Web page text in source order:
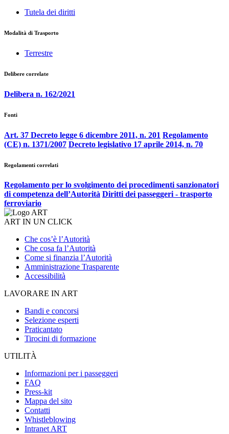
Tutela dei diritti
Modalità di Trasporto
Terrestre
Delibere correlate
Delibera n. 162/2021
Fonti
Art. 37 Decreto legge 6 dicembre 2011, n. 201 Regolamento
(CE) n. 1371/2007 Decreto legislativo 17 aprile 2014, n. 70
Regolamenti correlati
Regolamento per lo svolgimento dei procedimenti sanzionatori
di competenza dell’Autorità Diritti dei passeggeri - trasporto
ferroviario
ART IN UN CLICK
Che cos’è l’Autorità
Che cosa fa l’Autorità
Come si finanzia l’Autorità
Amministrazione Trasparente
Accessibilità
LAVORARE IN ART
Bandi e concorsi
Selezione esperti
Praticantato
Tirocini di formazione
UTILITÀ
Informazioni per i passeggeri
FAQ
Press-kit
Mappa del sito
Contatti
Whistleblowing
Intranet ART